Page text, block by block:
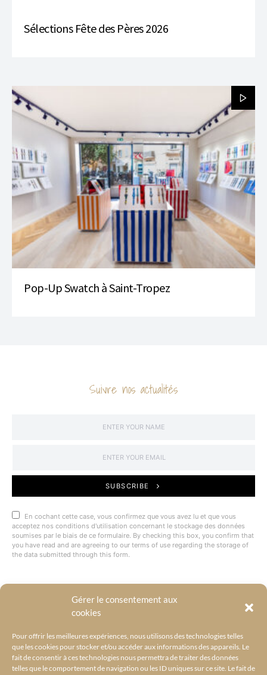
Gérer le consentement aux
cookies
Pour offrir les meilleures expériences, nous utilisons des technologies telles
que les cookies pour stocker et/ou accéder aux informations des appareils. Le
fait de consentir à ces technologies nous permettra de traiter des données
telles que le comportement de navigation ou les ID uniques sur ce site. Le fait de
Sélections Fête des Pères 2026
Pop-Up Swatch à Saint-Tropez
Suivre nos actualités
SUBSCRIBE
En cochant cette case, vous confirmez que vous avez lu et que vous
acceptez nos conditions d'utilisation concernant le stockage des données
soumises par le biais de ce formulaire. By checking this box, you confirm that
you have read and are agreeing to our terms of use regarding the storage of
the data submitted through this form.
@BYRACKEL